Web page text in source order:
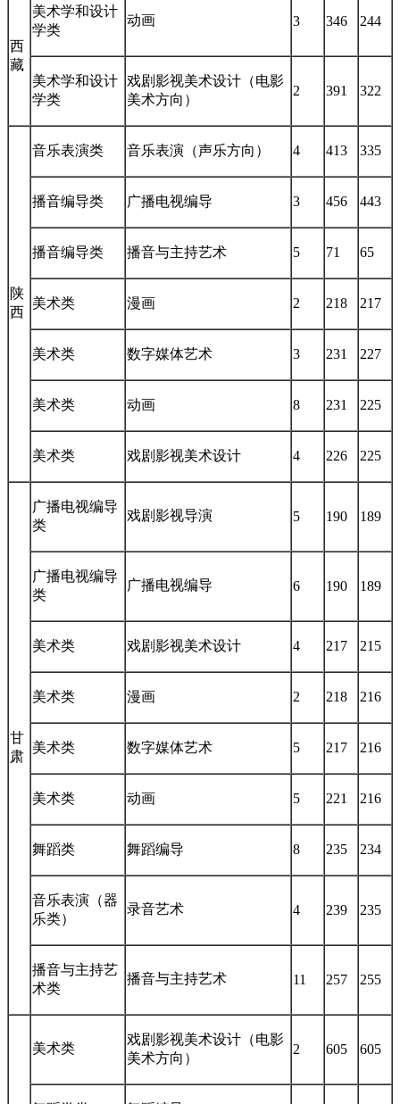
西
藏
美术学和设计
学类
动画 3 346 244
美术学和设计
学类
戏剧影视美术设计（电影
美术方向）
2 391 322
陕
西
音乐表演类 音乐表演（声乐方向） 4 413 335
播音编导类 广播电视编导 3 456 443
播音编导类 播音与主持艺术 5 71 65
美术类 漫画 2 218 217
美术类 数字媒体艺术 3 231 227
美术类 动画 8 231 225
美术类 戏剧影视美术设计 4 226 225
甘
肃
广播电视编导
类
戏剧影视导演 5 190 189
广播电视编导
类
广播电视编导 6 190 189
美术类 戏剧影视美术设计 4 217 215
美术类 漫画 2 218 216
美术类 数字媒体艺术 5 217 216
美术类 动画 5 221 216
舞蹈类 舞蹈编导 8 235 234
音乐表演（器
乐类）
录音艺术 4 239 235
播音与主持艺
术类
播音与主持艺术 11 257 255
美术类
戏剧影视美术设计（电影
美术方向）
2 605 605